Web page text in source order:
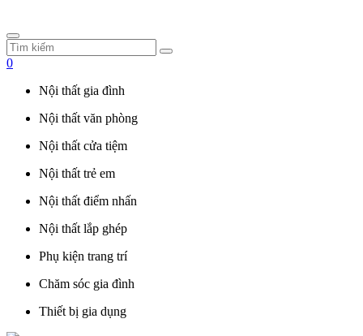
0
Nội thất gia đình
Nội thất văn phòng
Nội thất cửa tiệm
Nội thất trẻ em
Nội thất điểm nhấn
Nội thất lắp ghép
Phụ kiện trang trí
Chăm sóc gia đình
Thiết bị gia dụng